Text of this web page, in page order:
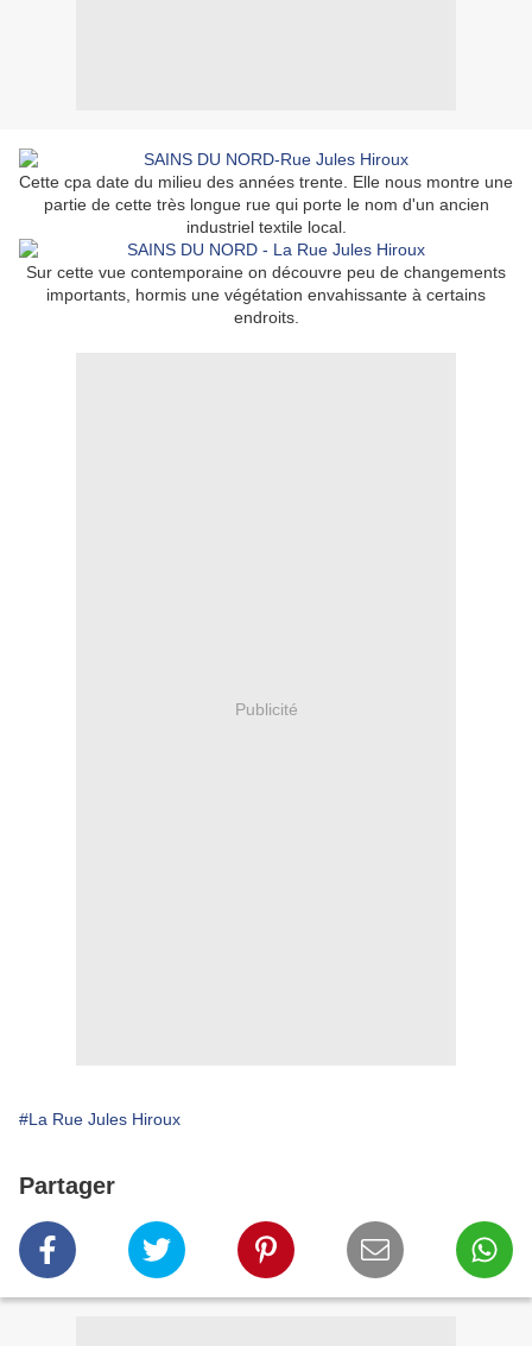
Cette cpa date du milieu des années trente. Elle nous montre une
partie de cette très longue rue qui porte le nom d'un ancien
industriel textile local.
Sur cette vue contemporaine on découvre peu de changements
importants, hormis une végétation envahissante à certains
endroits.
Publicité
#La Rue Jules Hiroux
Partager